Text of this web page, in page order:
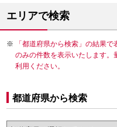
エリアで検索
「都道府県から検索」の結果
のみの件数を表示いたします。
利用ください。
都道府県から検索